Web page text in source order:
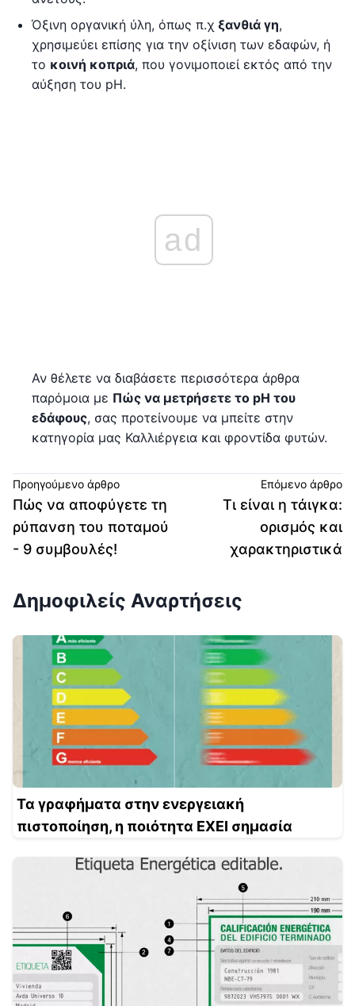
Όξινη οργανική ύλη, όπως π.χ ξανθιά γη,
χρησιμεύει επίσης για την οξίνιση των εδαφών, ή
το κοινή κοπριά, που γονιμοποιεί εκτός από την
αύξηση του pH.
ad
Αν θέλετε να διαβάσετε περισσότερα άρθρα
παρόμοια με Πώς να μετρήσετε το pH του
εδάφους, σας προτείνουμε να μπείτε στην
κατηγορία μας Καλλιέργεια και φροντίδα φυτών.
Προηγούμενο άρθρο
Πώς να αποφύγετε τη
ρύπανση του ποταμού
- 9 συμβουλές!
Επόμενο άρθρο
Τι είναι η τάιγκα:
ορισμός και
χαρακτηριστικά
Δημοφιλείς Αναρτήσεις
Τα γραφήματα στην ενεργειακή
πιστοποίηση, η ποιότητα ΕΧΕΙ σημασία